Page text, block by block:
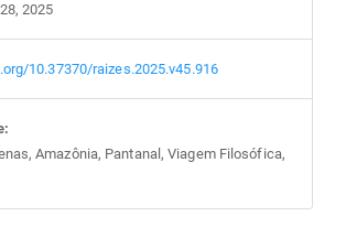
2025
10.37370/raizes.2025.v45.916
Amazônia, Pantanal, Viagem Filosófica,